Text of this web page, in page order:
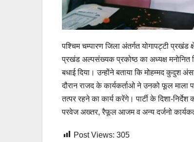
पश्चिम चम्पारण जिला अंतर्गत योगापट्टी
प्रखंड अल्पसंख्यक प्रकोष्ठ का अध्यक्ष मनोनित
बधाई दिया। उन्होंने बताया कि मोहम्मद कुदुश
दौरान राजद के कार्यकर्ताओ ने उनको फूल माला
तत्पर रहने का कार्य करेंगे। पार्टी के दिशा-
परवेज अख्तर, रैफूल आजम व अन्य दर्जनो
Post Views: 305